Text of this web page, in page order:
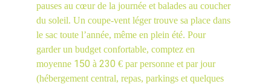
pauses au cœur de la journée et balades au coucher
du soleil. Un coupe-vent léger trouve sa place dans
le sac toute l’année, même en plein été. Pour
garder un budget confortable, comptez en
moyenne 150 à 230 € par personne et par jour
(hébergement central, repas, parkings et quelques